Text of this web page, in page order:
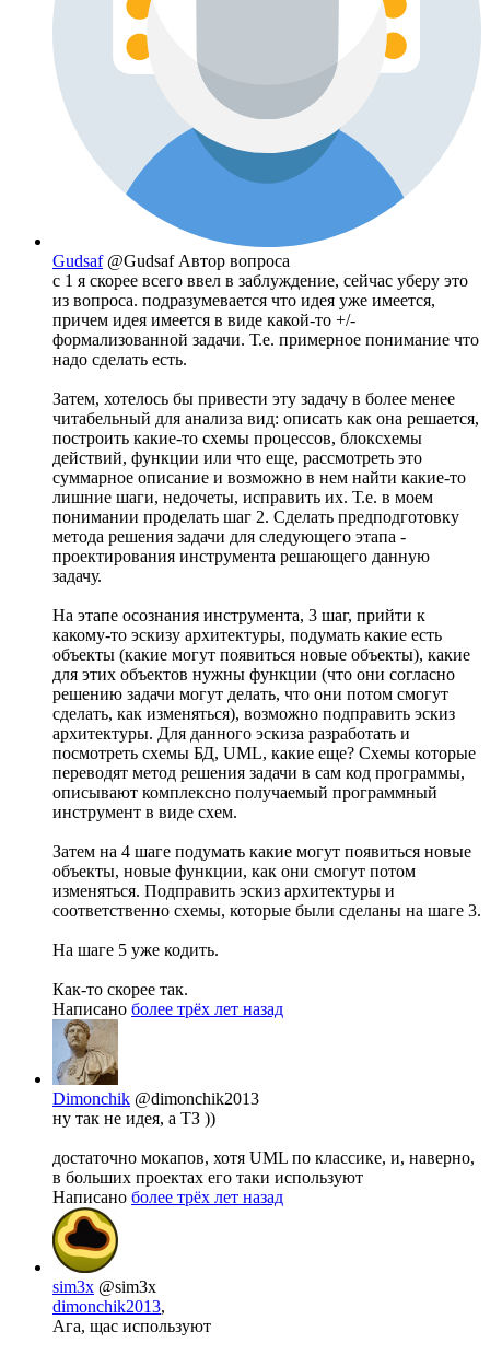
Gudsaf @Gudsaf Автор вопроса
с 1 я скорее всего ввел в заблуждение, сейчас уберу это
из вопроса. подразумевается что идея уже имеется,
причем идея имеется в виде какой-то +/-
формализованной задачи. Т.е. примерное понимание что
надо сделать есть.
Затем, хотелось бы привести эту задачу в более менее
читабельный для анализа вид: описать как она решается,
построить какие-то схемы процессов, блоксхемы
действий, функции или что еще, рассмотреть это
суммарное описание и возможно в нем найти какие-то
лишние шаги, недочеты, исправить их. Т.е. в моем
понимании проделать шаг 2. Сделать предподготовку
метода решения задачи для следующего этапа -
проектирования инструмента решающего данную
задачу.
На этапе осознания инструмента, 3 шаг, прийти к
какому-то эскизу архитектуры, подумать какие есть
объекты (какие могут появиться новые объекты), какие
для этих объектов нужны функции (что они согласно
решению задачи могут делать, что они потом смогут
сделать, как изменяться), возможно подправить эскиз
архитектуры. Для данного эскиза разработать и
посмотреть схемы БД, UML, какие еще? Схемы которые
переводят метод решения задачи в сам код программы,
описывают комплексно получаемый программный
инструмент в виде схем.
Затем на 4 шаге подумать какие могут появиться новые
объекты, новые функции, как они смогут потом
изменяться. Подправить эскиз архитектуры и
соответственно схемы, которые были сделаны на шаге 3.
На шаге 5 уже кодить.
Как-то скорее так.
Написано более трёх лет назад
Dimonchik @dimonchik2013
ну так не идея, а ТЗ ))
достаточно мокапов, хотя UML по классике, и, наверно,
в больших проектах его таки используют
Написано более трёх лет назад
sim3x @sim3x
dimonchik2013,
Ага, щас используют